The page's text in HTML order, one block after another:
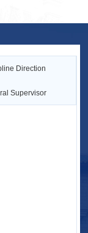
Direction
Supervisor